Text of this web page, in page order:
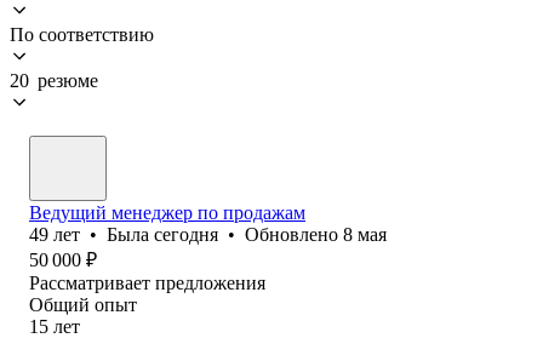
По соответствию
20 резюме
Ведущий менеджер по продажам
49 лет • Была сегодня • Обновлено 8 мая
50 000 ₽
Рассматривает предложения
Общий опыт
15 лет